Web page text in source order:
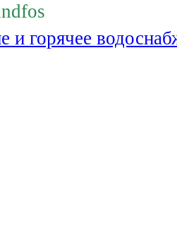
и горячее